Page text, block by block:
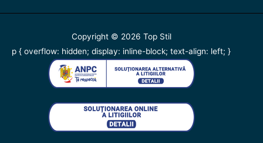
Copyright © 2026 Top Stil
p { overflow: hidden; display: inline-block; text-align: left; }